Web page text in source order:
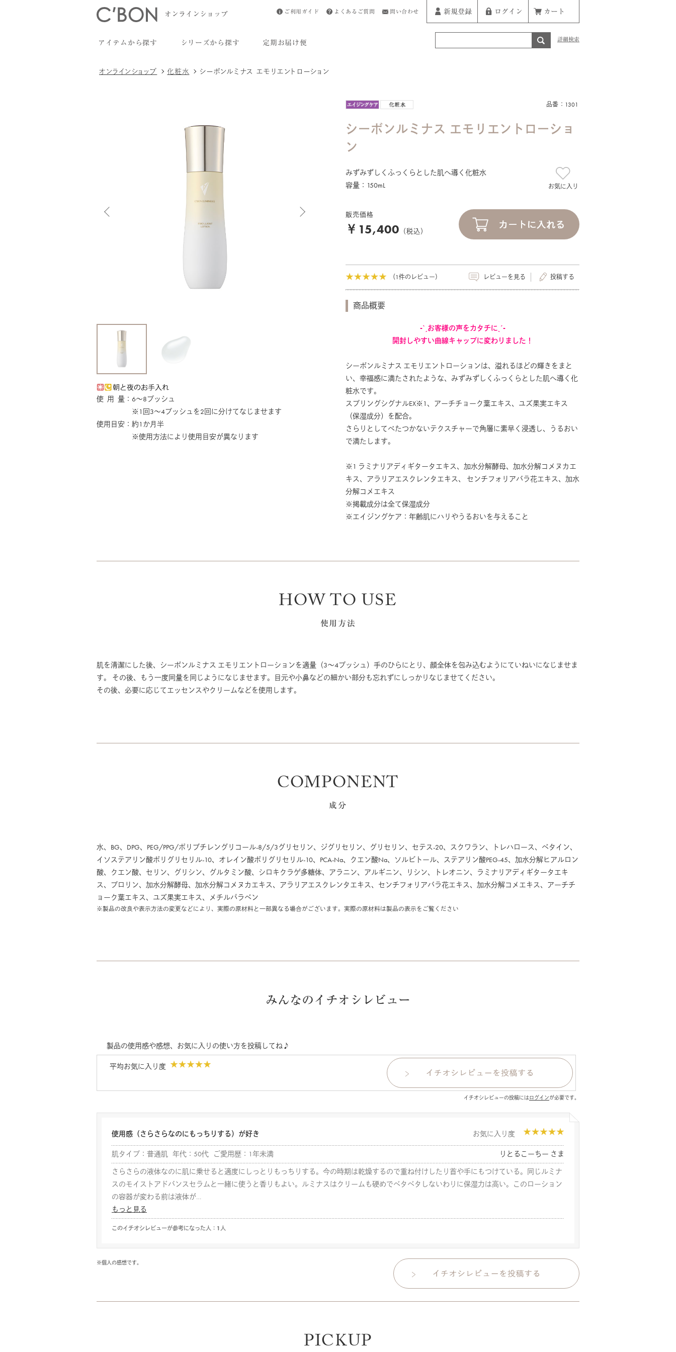
オンラインショップ ご利用ガイド よくあるご質問 問い合わせ 新規登録 ログイン カート
アイテムから探す シリーズから探す 定期お届け便 詳細検索
オンラインショップ 化粧水 シーボンルミナス エモリエントローション
使 用 量：6～8プッシュ
※1回3～4プッシュを2回に分けてなじませます
使用目安：約1か月半
※使用方法により使用目安が異なります
品番：1301
シーボンルミナス エモリエントローショ
ン
みずみずしくふっくらとした肌へ導く化粧水
容量：150mL
お気に入り
販売価格
￥15,400 （税込）
（1件のレビュー） レビューを見る 投稿する
商品概要
-ˋˏお客様の声をカタチにˎˊ-
開封しやすい曲線キャップに変わりました！
シーボンルミナス エモリエントローションは、溢れるほどの輝きをまと
い、幸福感に満たされたような、みずみずしくふっくらとした肌へ導く化
粧水です。
スプリングシグナルEX※1、アーチチョーク葉エキス、ユズ果実エキス
（保湿成分）を配合。
さらりとしてべたつかないテクスチャーで角層に素早く浸透し、うるおい
で満たします。
※1 ラミナリアディギタータエキス、加水分解酵母、加水分解コメヌカエ
キス、アラリアエスクレンタエキス、 センチフォリアバラ花エキス、加水
分解コメエキス
※掲載成分は全て保湿成分
※エイジングケア：年齢肌にハリやうるおいを与えること
HOW TO USE
使用方法
肌を清潔にした後、シーボンルミナス エモリエントローションを適量（3～4プッシュ）手のひらにとり、顔全体を包み込むようにていねいになじませま
す。 その後、もう一度同量を同じようになじませます。目元や小鼻などの細かい部分も忘れずにしっかりなじませてください。
その後、必要に応じてエッセンスやクリームなどを使用します。
COMPONENT
成分
水、BG、DPG、PEG/PPG/ポリブチレングリコール-8/5/3グリセリン、ジグリセリン、グリセリン、セテス-20、スクワラン、トレハロース、ベタイン、
イソステアリン酸ポリグリセリル-10、オレイン酸ポリグリセリル-10、PCA-Na、クエン酸Na、ソルビトール、ステアリン酸PEG-45、加水分解ヒアルロン
酸、クエン酸、セリン、グリシン、グルタミン酸、シロキクラゲ多糖体、アラニン、アルギニン、リシン、トレオニン、ラミナリアディギタータエキ
ス、プロリン、加水分解酵母、加水分解コメヌカエキス、アラリアエスクレンタエキス、センチフォリアバラ花エキス、加水分解コメエキス、アーチチ
ョーク葉エキス、ユズ果実エキス、メチルパラベン
※製品の改良や表示方法の変更などにより、実際の原材料と一部異なる場合がございます。実際の原材料は製品の表示をご覧ください
みんなのイチオシレビュー
製品の使用感や感想、お気に入りの使い方を投稿してね♪
平均お気に入り度
イチオシレビューの投稿にはログインが必要です。
お気に入り度
使用感（さらさらなのにもっちりする）が好き
りとるこーちー さま
肌タイプ：普通肌 年代：50代 ご愛用歴：1年未満
さらさらの液体なのに肌に乗せると適度にしっとりもっちりする。今の時期は乾燥するので重ね付けしたり首や手にもつけている。同じルミナ
スのモイストアドバンスセラムと一緒に使うと香りもよい。ルミナスはクリームも硬めでベタベタしないわりに保湿力は高い。このローション
の容器が変わる前は液体が…
もっと見る
このイチオシレビューが参考になった人：1人
※個人の感想です。
PICKUP